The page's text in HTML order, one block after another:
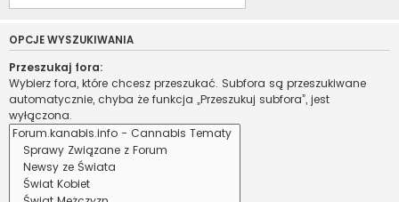
OPCJE WYSZUKIWANIA
Przeszukaj fora:
Wybierz fora, które chcesz przeszukać. Subfora są przeszukiwane
automatycznie, chyba że funkcja „Przeszukuj subfora”, jest
wyłączona.